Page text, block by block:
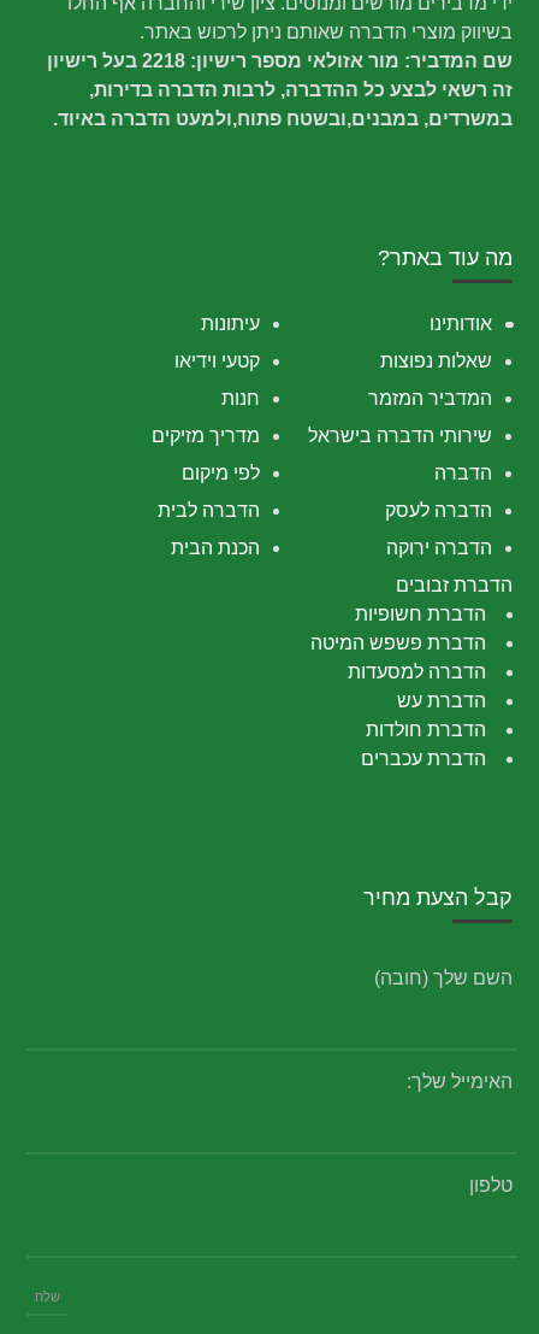
בשיווק מוצרי הדברה שאותם ניתן לרכוש באתר.
שם המדביר: מור אזולאי מספר רישיון: 2218 בעל רישיון
זה רשאי לבצע כל ההדברה, לרבות הדברה בדירות,
במשרדים, במבנים,ובשטח פתוח,ולמעט הדברה באיוד.
מה עוד באתר?
עיתונות
אודותינו
קטעי וידיאו
שאלות נפוצות
חנות
המדביר המזמר
מדריך מזיקים
שירותי הדברה בישראל
לפי מיקום
הדברה
הדברה לבית
הדברה לעסק
הכנת הבית
הדברה ירוקה
הדברת זבובים
הדברת חשופיות
הדברת פשפש המיטה
הדברה למסעדות
הדברת עש
הדברת חולדות
הדברת עכברים
קבל הצעת מחיר
השם שלך (חובה)
האימייל שלך:
טלפון